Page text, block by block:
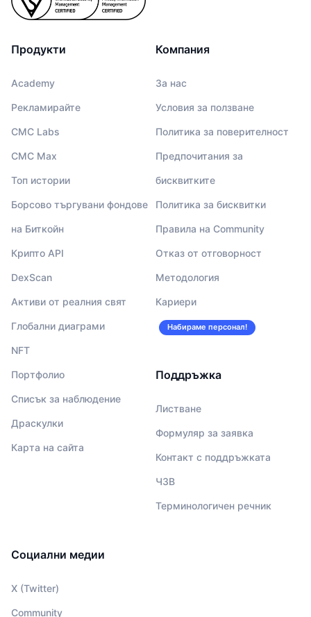
Продукти
Academy
Рекламирайте
CMC Labs
CMC Max
Топ истории
Борсово търгувани фондове
на Биткойн
Крипто API
DexScan
Активи от реалния свят
Глобални диаграми
NFT
Портфолио
Списък за наблюдение
Драскулки
Карта на сайта
Компания
За нас
Условия за ползване
Политика за поверителност
Предпочитания за
бисквитките
Политика за бисквитки
Правила на Community
Отказ от отговорност
Методология
Кариери
Набираме персонал!
Поддръжка
Листване
Формуляр за заявка
Контакт с поддръжката
ЧЗВ
Терминологичен речник
Социални медии
X (Twitter)
Community